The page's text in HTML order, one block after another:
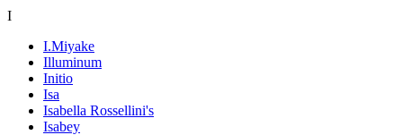
I
I.Miyake
Illuminum
Initio
Isa
Isabella Rossellini's
Isabey